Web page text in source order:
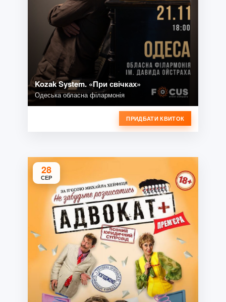
Kozak System. «При свічках»
Одеська обласна філармонія
ПРИДБАТИ КВИТОК
28
СЕР